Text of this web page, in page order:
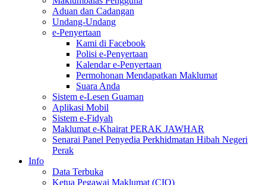
Aduan dan Cadangan
Undang-Undang
e-Penyertaan
Kami di Facebook
Polisi e-Penyertaan
Kalendar e-Penyertaan
Permohonan Mendapatkan Maklumat
Suara Anda
Sistem e-Lesen Guaman
Aplikasi Mobil
Sistem e-Fidyah
Maklumat e-Khairat PERAK JAWHAR
Senarai Panel Penyedia Perkhidmatan Hibah Negeri
Perak
Info
Data Terbuka
Ketua Pegawai Maklumat (CIO)